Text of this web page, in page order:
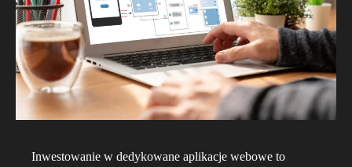
Inwestowanie w dedykowane aplikacje webowe to